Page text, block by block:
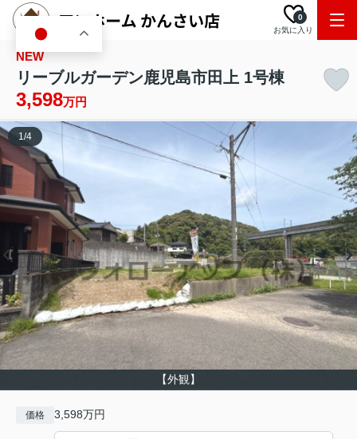
お気に入り
0
NEW
リーブルガーデン鹿児島市田上 1号棟
3,598万円
【外観】
1/4
価格 3,598万円